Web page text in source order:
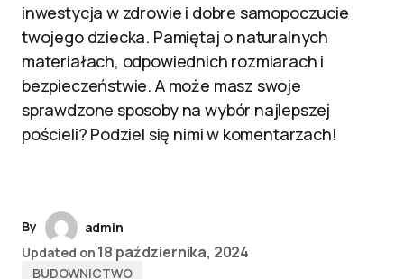
inwestycja w zdrowie i dobre samopoczucie
twojego dziecka. Pamiętaj o naturalnych
materiałach, odpowiednich rozmiarach i
bezpieczeństwie. A może masz swoje
sprawdzone sposoby na wybór najlepszej
pościeli? Podziel się nimi w komentarzach!
By
admin
Updated on 18 października, 2024
BUDOWNICTWO